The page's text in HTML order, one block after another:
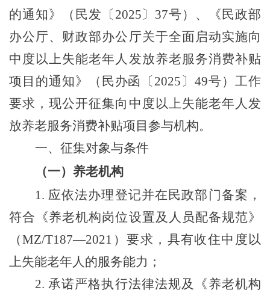
的通知》
（ 民发〔 2025〕 37号） 、《民政部
办公厅、财政部办公厅关于全面启动实施向
中度以上失能老年人发放养老服务消费补贴
项目的通知》
（ 民办函〔 2025 〕49号）工作
要求，现公开征集向中度以上失能老年人发
放养老服务消费补贴项目参与机构。
一、征集对象与条件
（一） 养老机构
1. 应依法办理登记并在民政部门备案，
符合《养老机构岗位设置及人员配备规范》
（MZ/T187—2021 ）要求，具有收住中度以
上失能老年人的服务能力；
2. 承诺严格执行法律法规及《养老机构